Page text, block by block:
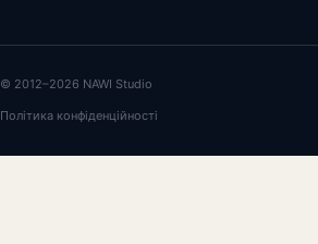
© 2012–2026 NAWI Studio
Політика конфіденційності